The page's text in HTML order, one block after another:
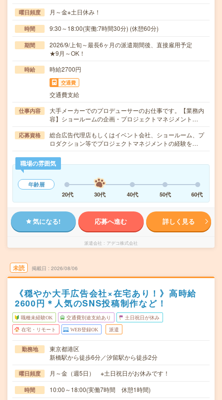
曜日頻度 月～金※土日休み！
時間 9:30～18:00(実働:7時間30分) (休憩60分)
期間
2026/9/上旬～最長6ヶ月の派遣期間後、直接雇用予定
★9月～OK！
時給 時給2700円
交通費
交通費支給
仕事内容
大手メーカーでのプロデューサーのお仕事です。【業務内
容】ショールームの企画・プロジェクトマネジメント…
応募資格
総合広告代理店もしくはイベント会社、ショールーム、プ
ロダクション等でプロジェクトマネジメントの経験を…
職場の雰囲気
年齢層
20代
30代 40代 50代 60代
気になる! 応募へ進む 詳しく見る
派遣会社 アデコ株式会社
未読 掲載日 2026/08/06
《穏やか大手広告会社×在宅あり！》高時給
2600円＊人気のSNS投稿制作など！
職種未経験OK 交通費別途支給あり 土日祝日が休み
在宅・リモート WEB登録OK 派遣
勤務地
東京都港区
新橋駅から徒歩6分／汐留駅から徒歩2分
曜日頻度 月～金（週5日） ※土日祝日がお休みです！
時間 10:00～18:00(実働7時間 休憩1時間)